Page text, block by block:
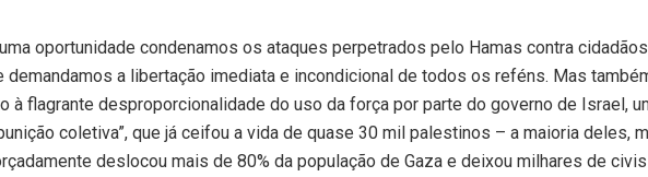
oportunidade condenamos os ataques perpetrados pelo Hamas contra cidadãos
demandamos a libertação imediata e incondicional de todos os reféns. Mas
à flagrante desproporcionalidade do uso da força por parte do governo de Israel,
coletiva”, que já ceifou a vida de quase 30 mil palestinos – a maioria deles,
deslocou mais de 80% da população de Gaza e deixou milhares de